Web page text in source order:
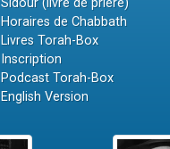
Sidour (livre de prière)
Horaires de Chabbath
Livres Torah-Box
Inscription
Podcast Torah-Box
English Version